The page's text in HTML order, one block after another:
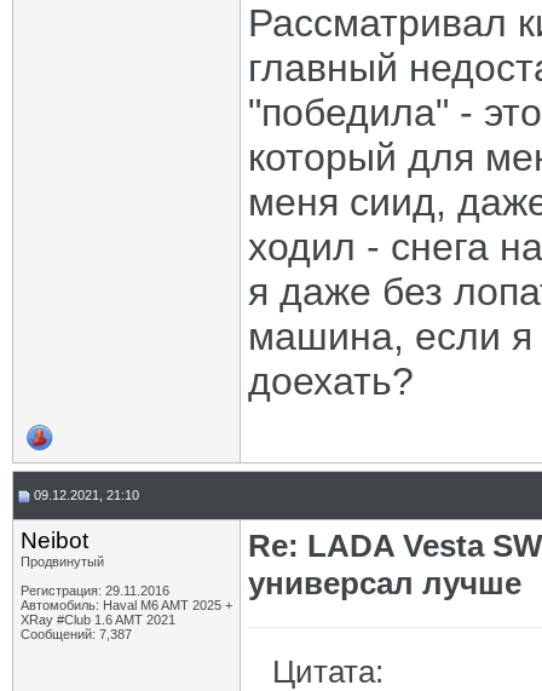
Рассматривал
главный
"победила" -
который для
меня сиид,
ходил - снега
я даже без
машина, если я
доехать?
09.12.2021, 21:10
Neibot
Продвинутый
Регистрация: 29.11.2016
Автомобиль: Haval M6 AMT 2025 +
XRay #Club 1.6 AMT 2021
Сообщений: 7,387
Re: LADA Vesta
универсал лучше
Цитата: